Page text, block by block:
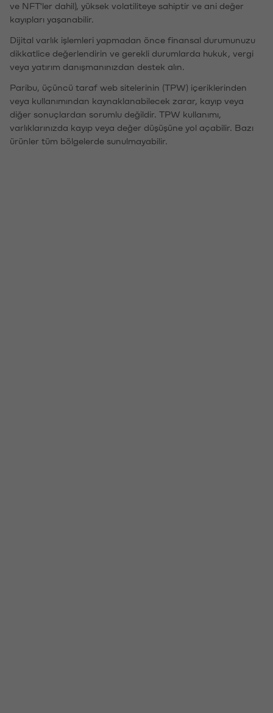
ve NFT'ler dahil), yüksek volatiliteye sahiptir ve ani değer
kayıpları yaşanabilir.
Dijital varlık işlemleri yapmadan önce finansal durumunuzu
dikkatlice değerlendirin ve gerekli durumlarda hukuk, vergi
veya yatırım danışmanınızdan destek alın.
Paribu, üçüncü taraf web sitelerinin (TPW) içeriklerinden
veya kullanımından kaynaklanabilecek zarar, kayıp veya
diğer sonuçlardan sorumlu değildir. TPW kullanımı,
varlıklarınızda kayıp veya değer düşüşüne yol açabilir. Bazı
ürünler tüm bölgelerde sunulmayabilir.